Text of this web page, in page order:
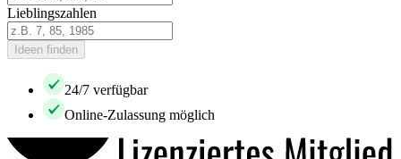
Lieblingszahlen
Ideen finden
24/7 verfügbar
Online-Zulassung möglich